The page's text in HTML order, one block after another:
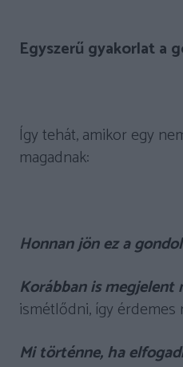
Egyszerű gyakorlat a
Így tehát, amikor egy
magadnak:
Honnan jön ez a
Korábban is megjelent
ismétlődni, így
Mi történne, ha